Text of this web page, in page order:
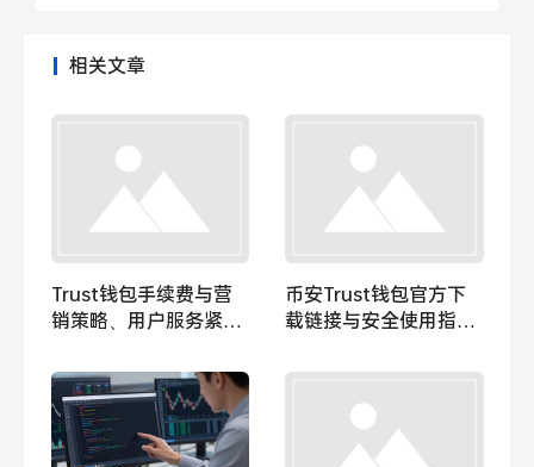
相关文章
Trust钱包手续费与营
销策略、用户服务紧密
失？
币安Trust钱包官方下
载链接与安全使用指